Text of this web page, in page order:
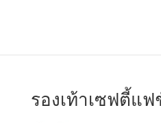
รองเท้าเซฟตี้แฟ